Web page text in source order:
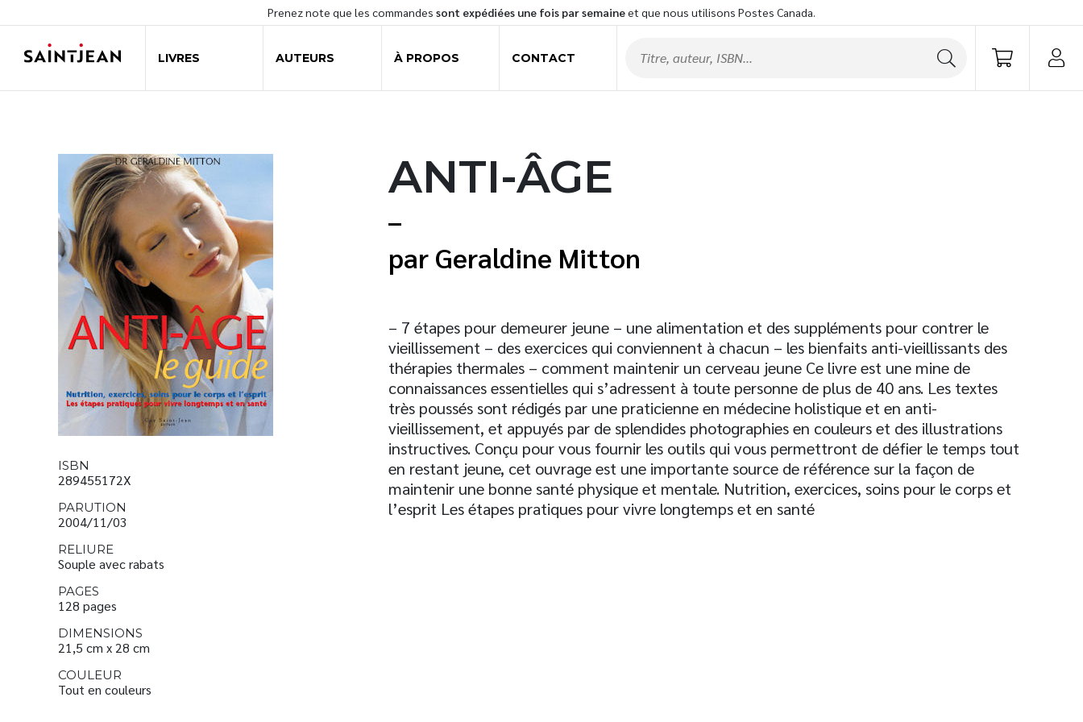
Prenez note que les commandes sont expédiées une fois par semaineet que nous utilisons Postes Canada.
LIVRES AUTEURS À PROPOS CONTACT
ANTI-ÂGE
Geraldine Mitton
– 7 étapes pour demeurer jeune – une alimentation et des suppléments pour contrer le
vieillissement – des exercices qui conviennent à chacun – les bienfaits anti-vieillissants des
thérapies thermales – comment maintenir un cerveau jeune Ce livre est une mine de
connaissances essentielles qui s’adressent à toute personne de plus de 40 ans. Les textes
très poussés sont rédigés par une praticienne en médecine holistique et en anti-
vieillissement, et appuyés par de splendides photographies en couleurs et des illustrations
instructives. Conçu pour vous fournir les outils qui vous permettront de défier le temps tout
en restant jeune, cet ouvrage est une importante source de référence sur la façon de
maintenir une bonne santé physique et mentale. Nutrition, exercices, soins pour le corps et
l’esprit Les étapes pratiques pour vivre longtemps et en santé
ISBN
289455172X
PARUTION
2004/11/03
RELIURE
Souple avec rabats
PAGES
128 pages
DIMENSIONS
21,5 cm x 28 cm
COULEUR
Tout en couleurs